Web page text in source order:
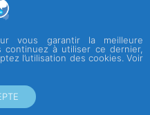
vous garantir la meilleure
à utiliser ce dernier,
l’utilisation des cookies. Voir